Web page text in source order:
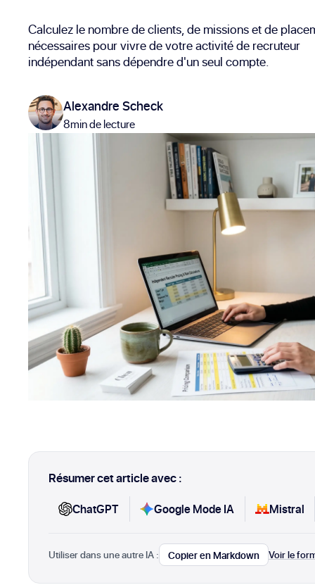
Calculez le nombre de clients, de missions et de
nécessaires pour vivre de votre activité de recruteur
indépendant sans dépendre d'un seul compte.
Alexandre Scheck
8min de lecture
Résumer cet article avec :
ChatGPT Google Mode IA Mistral
Utiliser dans une autre IA : Copier en Markdown Voir le